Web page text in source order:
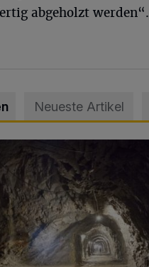
abgeholzt werden“.
Neueste Artikel